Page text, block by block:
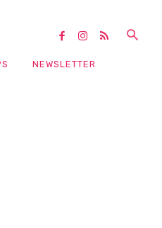
NEWSLETTER